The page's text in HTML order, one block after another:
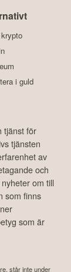
i guld
tjänst för
tjänsten
av
och
om till
som finns
som är
står inte under